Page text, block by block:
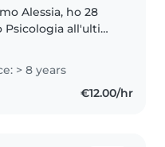
Alessia, ho 28
all'ultimo
tata. Mi piace
dei bambini e
sempre di..
> 8 years
€12.00/hr